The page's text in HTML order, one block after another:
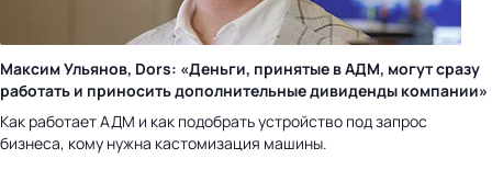
Максим Ульянов, Dors: «Деньги, принятые в АДМ, могут сразу
работать и приносить дополнительные дивиденды компании»
Как работает АДМ и как подобрать устройство под запрос
бизнеса, кому нужна кастомизация машины.